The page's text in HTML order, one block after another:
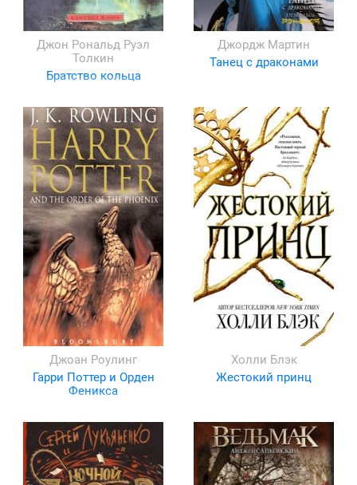
Джон Рональд Руэл
Толкин
Братство кольца
Джордж Мартин
Танец с драконами
Джоан Роулинг
Гарри Поттер и Орден
Феникса
Холли Блэк
Жестокий принц